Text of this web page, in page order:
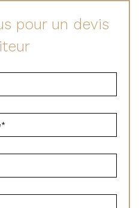
pour un devis